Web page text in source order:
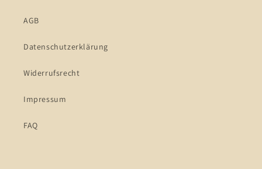
AGB
Datenschutzerklärung
Widerrufsrecht
Impressum
FAQ